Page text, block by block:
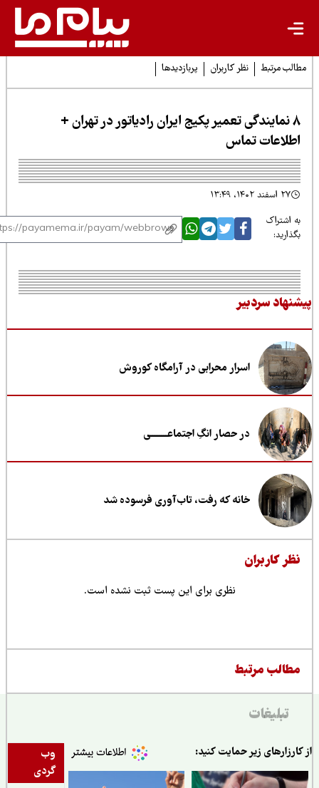
مرتبط نظر کاربران پربازدیدها
8 نمایندگی تعمیر پکیج ایران رادیاتور در تهران +
تماس
اشتراک
سردبیر
اسرار محرابی در آرامگاه کوروش
در حصار انگِ اجتماعــــــــی
خانه که رفت، تاب‌آوری فرسوده شد
کاربران
نظری برای این پست ثبت نشده است.
مرتبط
تبلیغات
وب
گردی
زیر حمایت کنید: